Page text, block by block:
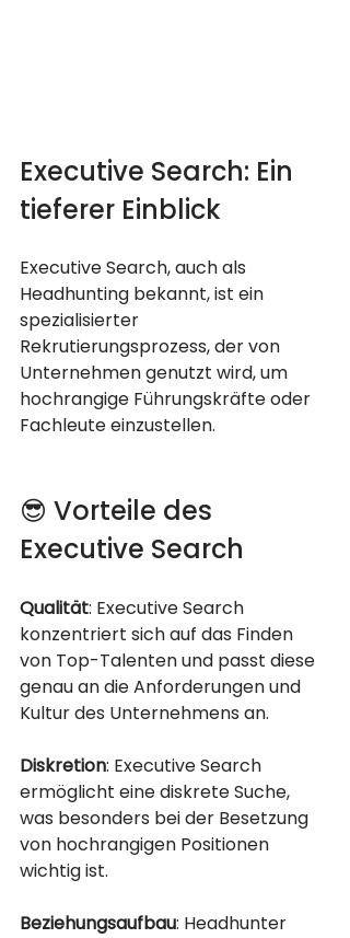
Executive Search: Ein
tieferer Einblick
Executive Search, auch als
Headhunting bekannt, ist ein
spezialisierter
Rekrutierungsprozess, der von
Unternehmen genutzt wird, um
hochrangige Führungskräfte oder
Fachleute einzustellen.
😎 Vorteile des
Executive Search
Qualität: Executive Search
konzentriert sich auf das Finden
von Top-Talenten und passt diese
genau an die Anforderungen und
Kultur des Unternehmens an.
Diskretion: Executive Search
ermöglicht eine diskrete Suche,
was besonders bei der Besetzung
von hochrangigen Positionen
wichtig ist.
Beziehungsaufbau: Headhunter